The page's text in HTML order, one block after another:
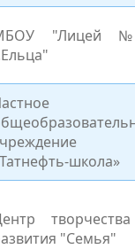
"Лицей
школа»
"Семья"